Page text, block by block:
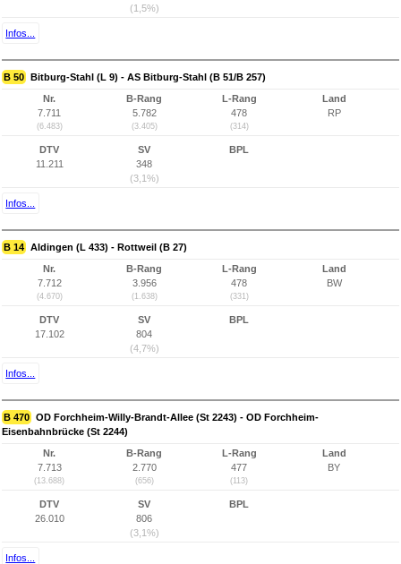
(1,5%)
Infos...
B 50 Bitburg-Stahl (L 9) - AS Bitburg-Stahl (B 51/B 257)
Nr.
7.711
(6.483)
B-Rang
5.782
(3.405)
L-Rang
478
(314)
Land
RP
DTV
11.211
SV
348
(3,1%)
BPL
Infos...
B 14 Aldingen (L 433) - Rottweil (B 27)
Nr.
7.712
(4.670)
B-Rang
3.956
(1.638)
L-Rang
478
(331)
Land
BW
DTV
17.102
SV
804
(4,7%)
BPL
Infos...
B 470 OD Forchheim-Willy-Brandt-Allee (St 2243) - OD Forchheim-
Eisenbahnbrücke (St 2244)
Nr.
7.713
(13.688)
B-Rang
2.770
(656)
L-Rang
477
(113)
Land
BY
DTV
26.010
SV
806
(3,1%)
BPL
Infos...